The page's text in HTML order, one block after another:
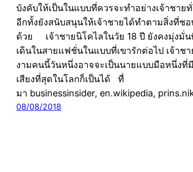
บังคับให้เป็นในแบบที่ควรจะทำอย่างเจ้าชาย
อีกทั้งยังสนับสนุนให้เจ้าชายได้ทำตามสิ่งที่ชอ
ด้วย เจ้าชายนิโคไลในวัย 18 ปี ยังคงมุ่งมั่น
เดินในสายแฟชั่นในแบบที่เขารักต่อไป เจ้าช
งามคนนี้วันหนึ่งอาจจะเป็นนายแบบมือหนึ่งที่
เสียงที่สุดในโลกก็เป็นได้ ทื่
มา businessinsider, en.wikipedia,
08/08/2018